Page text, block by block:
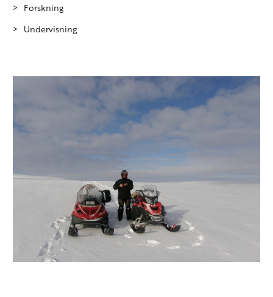
Forskning
Undervisning